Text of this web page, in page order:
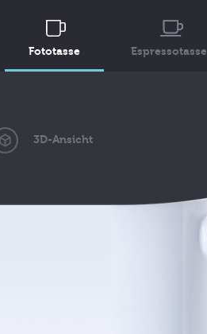
Fototasse Espressotasse
3D-Ansicht